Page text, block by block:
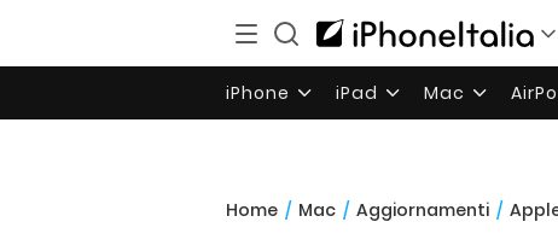
iPhone iPad Mac
Home / Mac / Aggiornamenti /